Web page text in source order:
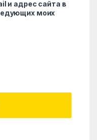
и адрес сайта в
моих